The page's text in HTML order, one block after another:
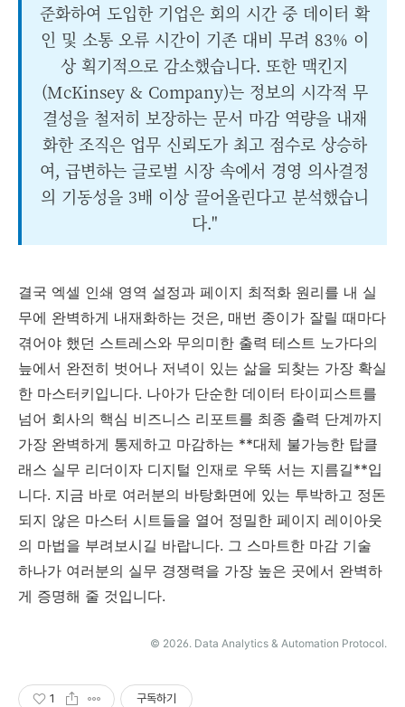
준화하여 도입한 기업은 회의 시간 중 데이터 확
인 및 소통 오류 시간이 기존 대비 무려 83% 이
상 획기적으로 감소했습니다. 또한 맥킨지
(McKinsey & Company)는 정보의 시각적 무
결성을 철저히 보장하는 문서 마감 역량을 내재
화한 조직은 업무 신뢰도가 최고 점수로 상승하
여, 급변하는 글로벌 시장 속에서 경영 의사결정
의 기동성을 3배 이상 끌어올린다고 분석했습니
다."
결국 엑셀 인쇄 영역 설정과 페이지 최적화 원리를 내 실
무에 완벽하게 내재화하는 것은, 매번 종이가 잘릴 때마다
겪어야 했던 스트레스와 무의미한 출력 테스트 노가다의
늪에서 완전히 벗어나 저녁이 있는 삶을 되찾는 가장 확실
한 마스터키입니다. 나아가 단순한 데이터 타이피스트를
넘어 회사의 핵심 비즈니스 리포트를 최종 출력 단계까지
가장 완벽하게 통제하고 마감하는 **대체 불가능한 탑클
래스 실무 리더이자 디지털 인재로 우뚝 서는 지름길**입
니다. 지금 바로 여러분의 바탕화면에 있는 투박하고 정돈
되지 않은 마스터 시트들을 열어 정밀한 페이지 레이아웃
의 마법을 부려보시길 바랍니다. 그 스마트한 마감 기술
하나가 여러분의 실무 경쟁력을 가장 높은 곳에서 완벽하
게 증명해 줄 것입니다.
© 2026. Data Analytics & Automation Protocol.
1 구독하기